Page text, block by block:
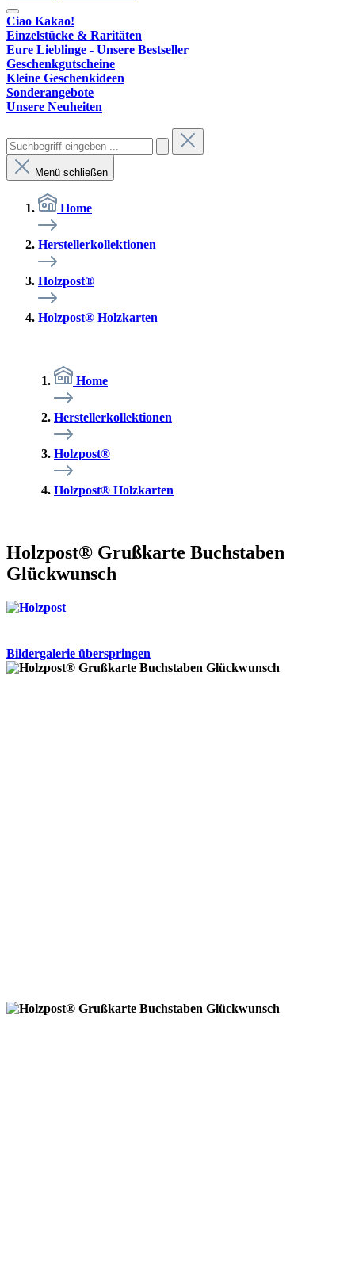
Ciao Kakao!
Einzelstücke & Raritäten
Eure Lieblinge - Unsere Bestseller
Geschenkgutscheine
Kleine Geschenkideen
Sonderangebote
Unsere Neuheiten
Menü schließen
Home
Herstellerkollektionen
Holzpost®
Holzpost® Holzkarten
Home
Herstellerkollektionen
Holzpost®
Holzpost® Holzkarten
Holzpost® Grußkarte Buchstaben
Glückwunsch
Bildergalerie überspringen